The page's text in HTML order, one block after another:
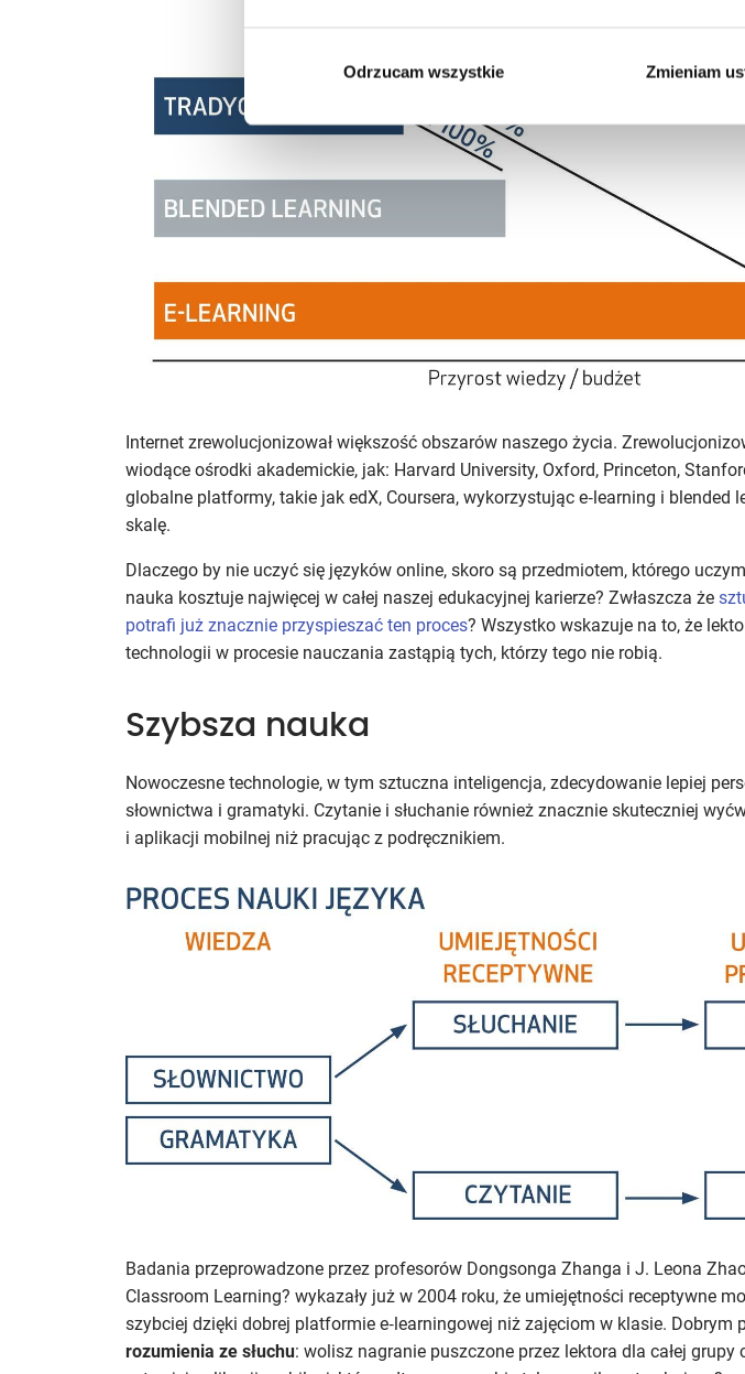
Odrzucam wszystkie Zmieniam
Internet zrewolucjonizował większość obszarów naszego życia.
wiodące ośrodki akademickie, jak: Harvard University, Oxford, Princeton,
globalne platformy, takie jak edX, Coursera, wykorzystując e‑learning i blended
skalę.
Dlaczego by nie uczyć się języków online, skoro są przedmiotem, którego
nauka kosztuje najwięcej w całej naszej edukacyjnej karierze? Zwłaszcza że
potrafi już znacznie przyspieszać ten proces? Wszystko wskazuje na to, że
technologii w procesie nauczania zastąpią tych, którzy tego nie robią.
Szybsza nauka
Nowoczesne technologie, w tym sztuczna inteligencja, zdecydowanie lepiej
słownictwa i gramatyki. Czytanie i słuchanie również znacznie skuteczniej
i aplikacji mobilnej niż pracując z podręcznikiem.
Badania przeprowadzone przez profesorów Dongsonga Zhanga i J. Leona
Classroom Learning? wykazały już w 2004 roku, że umiejętności receptywne
szybciej dzięki dobrej platformie e‑learningowej niż zajęciom w klasie. Dobrym
rozumienia ze słuchu: wolisz nagranie puszczone przez lektora dla całej